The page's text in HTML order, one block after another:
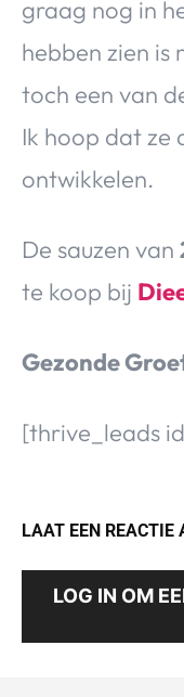
graag nog in
hebben zien is
toch een van
Ik hoop dat ze
ontwikkelen.
De sauzen van
te koop bij
Gezonde
[thrive_leads
LAAT EEN REACTIE
LOG IN OM